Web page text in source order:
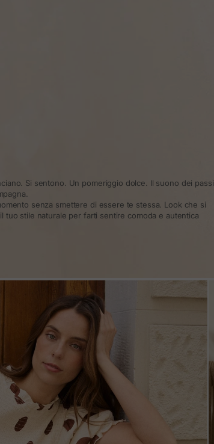
Si sentono. Un pomeriggio dolce. Il suono dei passi
senza smettere di essere te stessa. Look che si
tuo stile naturale per farti sentire comoda e autentica